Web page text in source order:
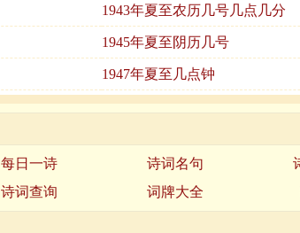
1943年夏至农历几号几点几分
1945年夏至阴历几号
1947年夏至几点钟
每日一诗 诗词名句
诗词查询 词牌大全